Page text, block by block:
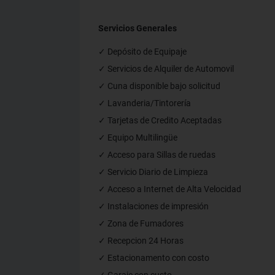
Servicios Generales
✓ Depósito de Equipaje
✓ Servicios de Alquiler de Automovil
✓ Cuna disponible bajo solicitud
✓ Lavanderia/Tintorería
✓ Tarjetas de Credito Aceptadas
✓ Equipo Multilingüe
✓ Acceso para Sillas de ruedas
✓ Servicio Diario de Limpieza
✓ Acceso a Internet de Alta Velocidad
✓ Instalaciones de impresión
✓ Zona de Fumadores
✓ Recepcion 24 Horas
✓ Estacionamento con costo